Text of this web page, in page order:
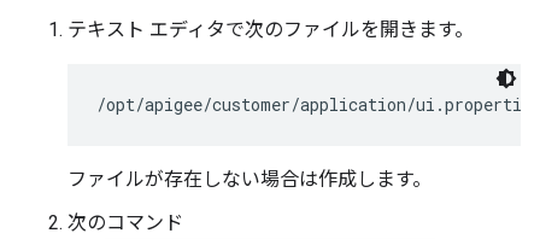
テキスト エディタで次のファイルを開きます。
/opt/apigee/customer/application/ui.properties
ファイルが存在しない場合は作成します。
次のコマンド